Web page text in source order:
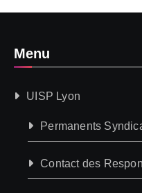
Menu
UISP Lyon
Permanents
Contact des